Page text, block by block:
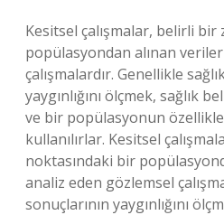
Kesitsel çalışmalar, belirli
popülasyondan alınan
çalışmalardır. Genellikle
yaygınlığını ölçmek, sağlık
ve bir popülasyonun
kullanılırlar. Kesitsel
noktasındaki bir
analiz eden gözlemsel
sonuçlarının yaygınlığını